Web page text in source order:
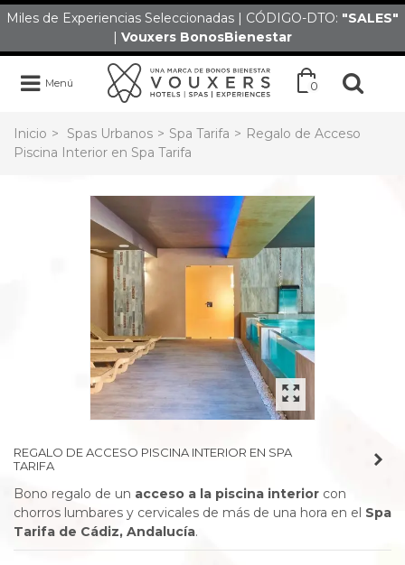
Miles de Experiencias Seleccionadas | CÓDIGO-DTO: "SALES"
| Vouxers BonosBienestar
Menú 0
Inicio > Spas Urbanos > Spa Tarifa > Regalo de Acceso
Piscina Interior en Spa Tarifa
REGALO DE ACCESO PISCINA INTERIOR EN SPA
TARIFA
Bono regalo de un acceso a la piscina interior con
chorros lumbares y cervicales de más de una hora en el Spa
Tarifa de Cádiz, Andalucía.